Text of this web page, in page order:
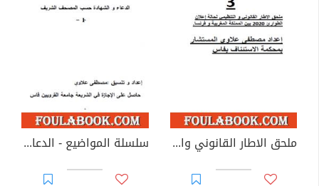
ملحق الاطار القانوني والتنظيمي لحالة إعلان الطوارئ 2020 بين المغرب و فرنسا سلسلة المواضيع - الدعاء والشهادة حسب المصحف الشريف